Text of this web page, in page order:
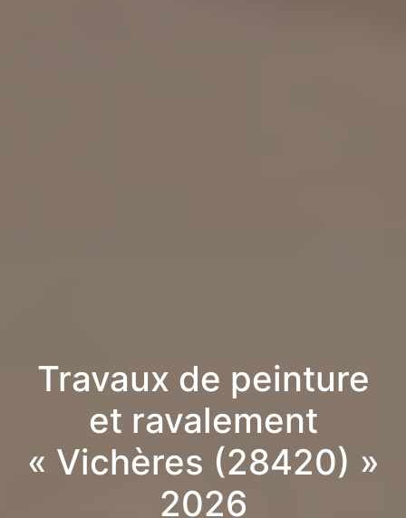
Travaux de peinture
et ravalement
« Vichères (28420) »
2026